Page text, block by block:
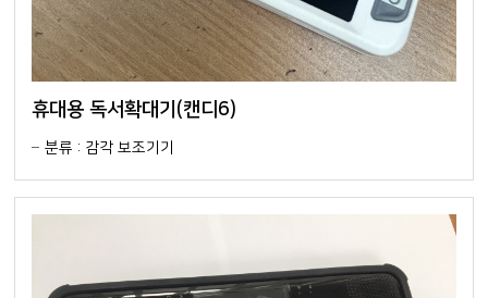
휴대용 독서확대기(캔디6)
분류 : 감각 보조기기